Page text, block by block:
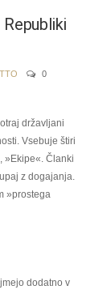
0
državljani
Vsebuje štiri
»Ekipe«. Članki
z dogajanja.
»prostega
dodatno v